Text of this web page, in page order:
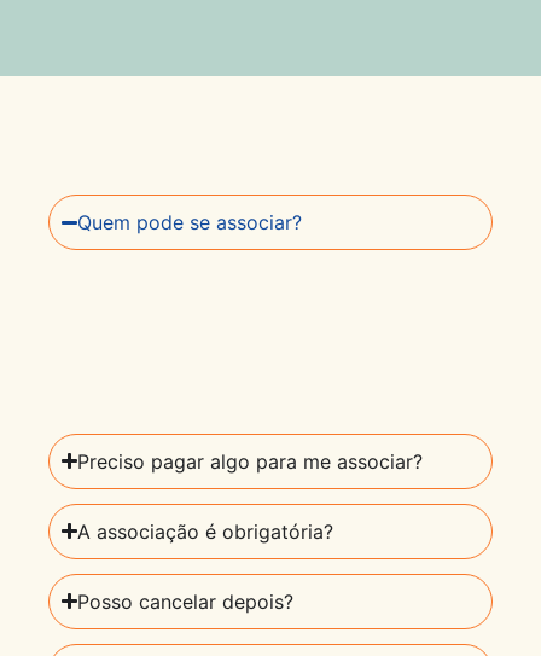
Quem pode se associar?
Preciso pagar algo para me associar?
A associação é obrigatória?
Posso cancelar depois?